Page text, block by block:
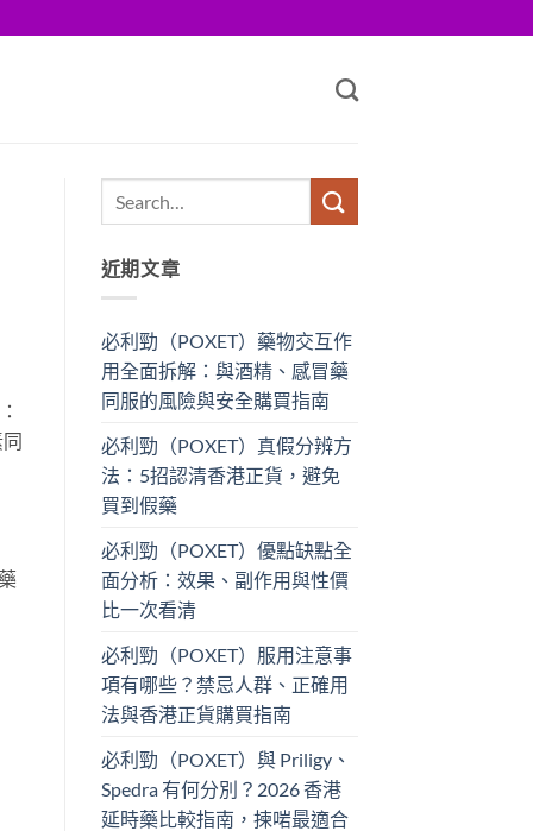
近期文章
必利勁（POXET）藥物交互作
用全面拆解：與酒精、感冒藥
同服的風險與安全購買指南
必利勁（POXET）真假分辨方
法：5招認清香港正貨，避免
買到假藥
必利勁（POXET）優點缺點全
面分析：效果、副作用與性價
比一次看清
必利勁（POXET）服用注意事
項有哪些？禁忌人群、正確用
法與香港正貨購買指南
必利勁（POXET）與 Priligy、
Spedra 有何分別？2026 香港
延時藥比較指南，揀啱最適合